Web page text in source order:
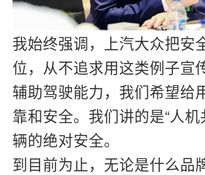
我始终强调，上汽大众把安
位，从不追求用这类例子宣
辅助驾驶能力，我们希望给
靠和安全。我们讲的是“人机
辆的绝对安全。
到目前为止，无论是什么品